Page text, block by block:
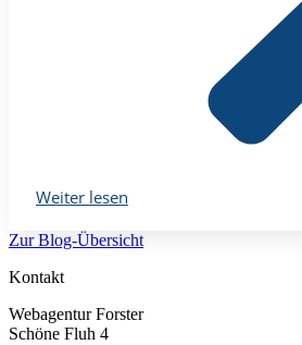
Weiter lesen
Zur Blog-Übersicht
Kontakt
Webagentur Forster
Schöne Fluh 4